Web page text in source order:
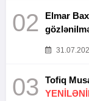
02
Elmar
03